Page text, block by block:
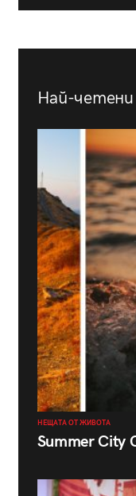
Най-четени
НЕЩАТА ОТ ЖИВОТА
Summer City